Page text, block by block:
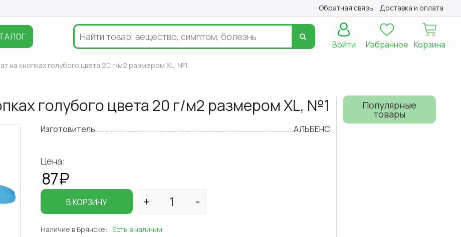
Обратная связь Доставка и оплата
Корзина
Избранное
Войти
на кнопках голубого цвета 20 г/м2 размером XL, №1
голубого цвета 20 г/м2 размером XL, №1
Изготовитель АЛЬБЕНС
Цена:
87₽
В КОРЗИНУ
Наличие в Брянске: Есть в наличии
Популярные
товары